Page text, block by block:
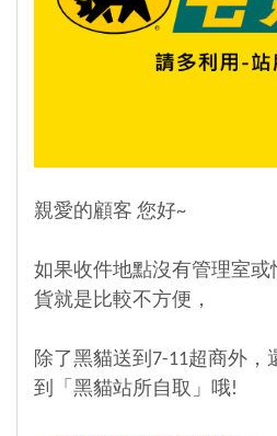
親愛的顧客 您好~
如果收件地點沒有管理室
貨就是比較不方便，
除了黑貓送到7-11超商外，
到「黑貓站所自取」哦!